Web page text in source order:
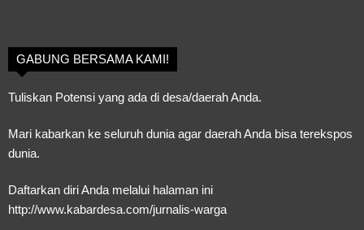
GABUNG BERSAMA KAMI!
Tuliskan Potensi yang ada di desa/daerah Anda.
Mari kabarkan ke seluruh dunia agar daerah Anda bisa terekspos
dunia.
Daftarkan diri Anda melalui halaman ini
http://www.kabardesa.com/jurnalis-warga